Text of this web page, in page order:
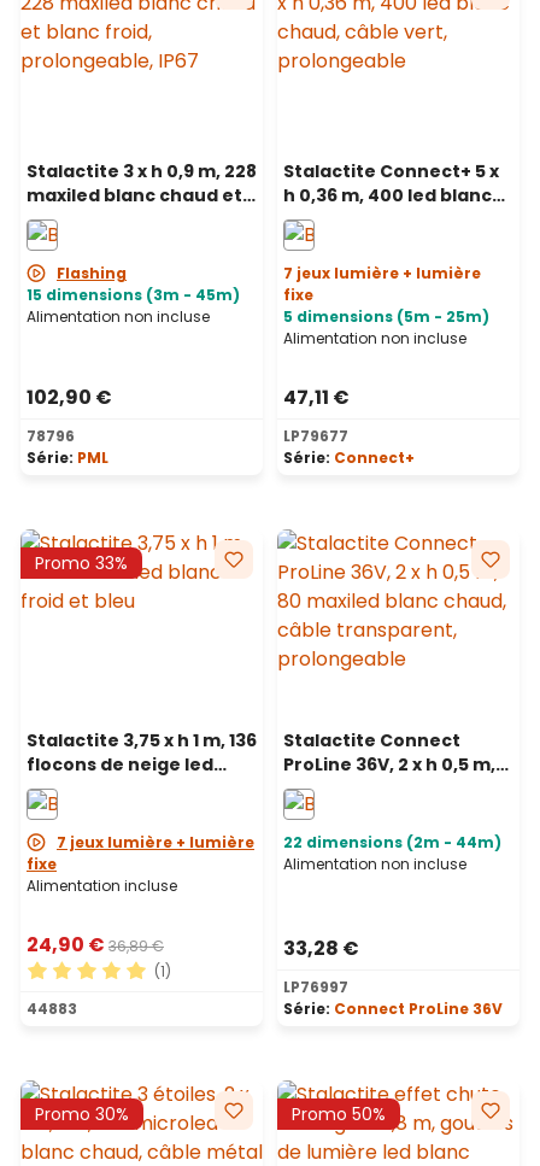
Stalactite 3 x h 0,9 m, 228
maxiled blanc chaud et
blanc froid,
prolongeable, IP67
Flashing
15 dimensions (3m - 45m)
Alimentation non incluse
102,90 €
78796
Série: PML
Stalactite Connect+ 5 x
h 0,36 m, 400 led blanc
chaud, câble vert,
prolongeable
7 jeux lumière + lumière
fixe
5 dimensions (5m - 25m)
Alimentation non incluse
47,11 €
LP79677
Série: Connect+
Promo 33%
Stalactite 3,75 x h 1 m, 136
flocons de neige led
blanc froid et bleu, câble
blanc
7 jeux lumière + lumière
fixe
Alimentation incluse
24,90 € 36,89 €
Note moyenne de 5 sur 5 étoiles
(1)
44883
Stalactite Connect
ProLine 36V, 2 x h 0,5 m,
80 maxiled blanc chaud,
câble transparent,
prolongeable
22 dimensions (2m - 44m)
Alimentation non incluse
33,28 €
LP76997
Série: Connect ProLine 36V
Promo 30% Promo 50%